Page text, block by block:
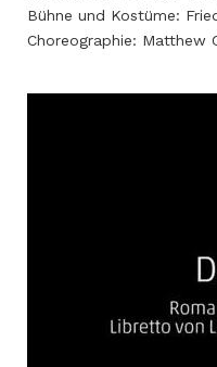
Bühne und Kostüme:
Choreographie: Matthew